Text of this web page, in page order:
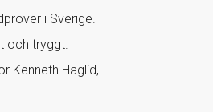
i Sverige.
och tryggt.
Kenneth Haglid,